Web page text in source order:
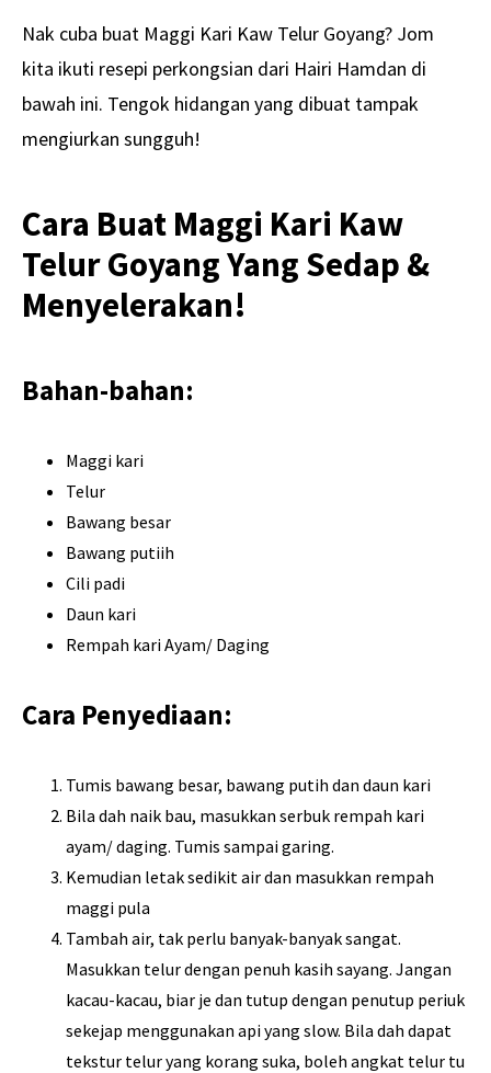
Nak cuba buat Maggi Kari Kaw Telur Goyang? Jom
kita ikuti resepi perkongsian dari Hairi Hamdan di
bawah ini. Tengok hidangan yang dibuat tampak
mengiurkan sungguh!
Cara Buat Maggi Kari Kaw
Telur Goyang Yang Sedap &
Menyelerakan!
Bahan-bahan:
Maggi kari
Telur
Bawang besar
Bawang putiih
Cili padi
Daun kari
Rempah kari Ayam/ Daging
Cara Penyediaan:
Tumis bawang besar, bawang putih dan daun kari
Bila dah naik bau, masukkan serbuk rempah kari
ayam/ daging. Tumis sampai garing.
Kemudian letak sedikit air dan masukkan rempah
maggi pula
Tambah air, tak perlu banyak-banyak sangat.
Masukkan telur dengan penuh kasih sayang. Jangan
kacau-kacau, biar je dan tutup dengan penutup periuk
sekejap menggunakan api yang slow. Bila dah dapat
tekstur telur yang korang suka, boleh angkat telur tu